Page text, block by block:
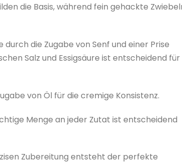
die Basis, während fein gehackte
durch die Zugabe von Senf und einer Prise
Salz und Essigsäure ist entscheidend für
von Öl für die cremige Konsistenz.
Menge an jeder Zutat ist entscheidend
Zubereitung entsteht der perfekte